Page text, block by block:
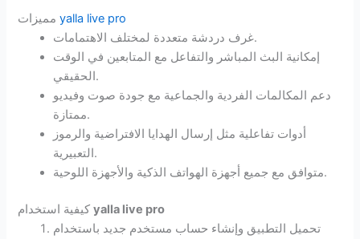
مميزاتyalla live pro
غرف دردشة متعددة لمختلف الاهتمامات.
إمكانية البث المباشر والتفاعل مع المتابعين في الوقت
الحقيقي.
دعم المكالمات الفردية والجماعية مع جودة صوت وفيديو
ممتازة.
أدوات تفاعلية مثل إرسال الهدايا الافتراضية والرموز
التعبيرية.
متوافق مع جميع أجهزة الهواتف الذكية والأجهزة اللوحية.
كيفية استخدامyalla live pro
تحميل التطبيق وإنشاء حساب مستخدم جديد باستخدام